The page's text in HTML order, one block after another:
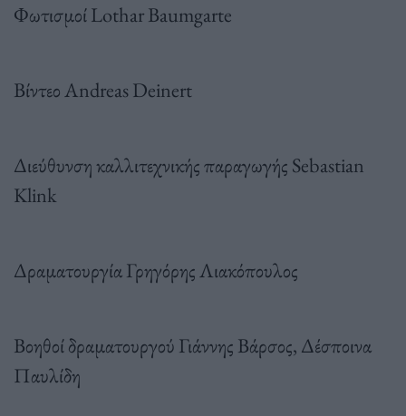
Φωτισμοί Lothar Baumgarte
Βίντεο Andreas Deinert
Διεύθυνση καλλιτεχνικής παραγωγής Sebastian
Klink
Δραματουργία Γρηγόρης Λιακόπουλος
Βοηθοί δραματουργού Γιάννης Βάρσος, Δέσποινα
Παυλίδη